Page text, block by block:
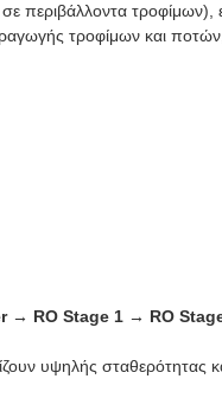
τροφίμων),
τροφίμων και
RO Stage 1 → RO
υψηλής σταθερότητας